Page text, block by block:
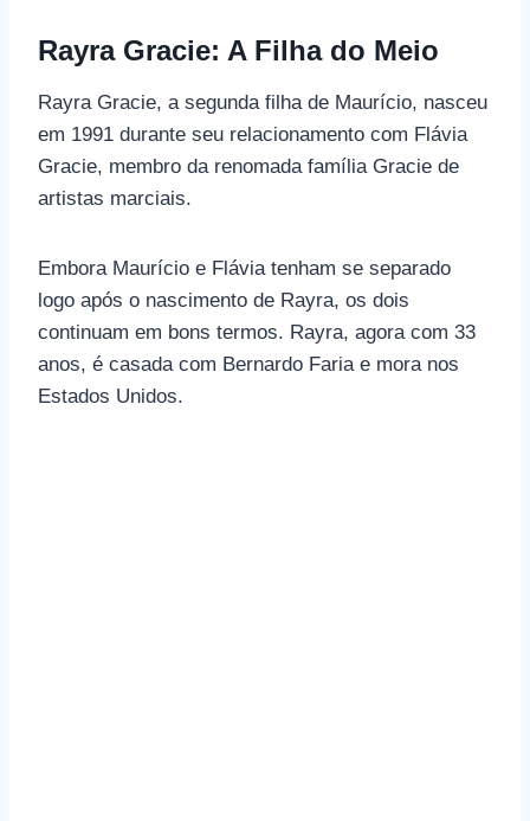
Rayra Gracie: A Filha do Meio
Rayra Gracie, a segunda filha de Maurício, nasceu
em 1991 durante seu relacionamento com Flávia
Gracie, membro da renomada família Gracie de
artistas marciais.
Embora Maurício e Flávia tenham se separado
logo após o nascimento de Rayra, os dois
continuam em bons termos. Rayra, agora com 33
anos, é casada com Bernardo Faria e mora nos
Estados Unidos.